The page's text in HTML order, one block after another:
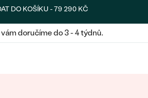
DO KOŠÍKU -79 290 KČ
doručíme do 3 - 4 týdnů.